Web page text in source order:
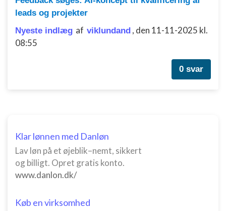
leads og projekter
Nyeste indlæg af viklundand , den 11-11-2025 kl.
08:55
0 svar
Klar lønnen med Danløn
Lav løn på et øjeblik–nemt, sikkert
og billigt. Opret gratis konto.
www.danlon.dk/
Køb en virksomhed